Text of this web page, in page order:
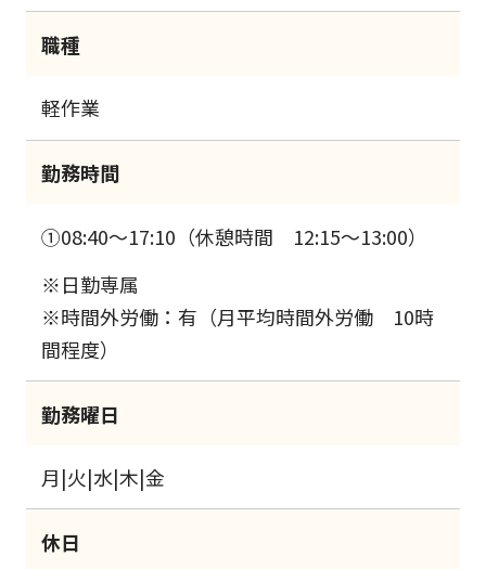
職種
軽作業
勤務時間
①08:40～17:10（休憩時間 12:15～13:00）
※日勤専属
※時間外労働：有（月平均時間外労働 10時
間程度）
勤務曜日
月|火|水|木|金
休日